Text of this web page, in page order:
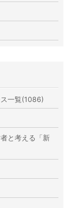
一覧(1086)
と考える「新